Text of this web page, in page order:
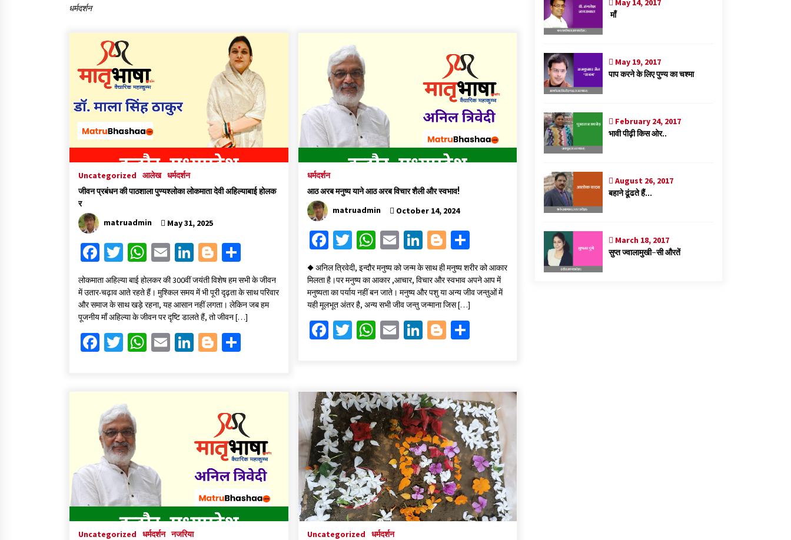
हिन्दी कवि सम्मेलन आज भी अकेला है ओम जी के
धर्मदर्शन
Uncategorized आलेख धर्मदर्शन
जीवन प्रबंधन की पाठशाला पुण्यश्लोका लोकमाता देवी अहिल्याबाई होलक
र
matruadmin
May 31, 2025
Fa
ce
b
o
o
k
T
wi
tt
er
W
at
sA
p
p
E
ai
l
Li
n
ke
dI
n
Bl
o
gg
er
h
ar
e
लोकमाता अहिल्या बाई होलकर की 300वीं जयंती विशेष हम सभी के जीवन
में उतार-चढ़ाव आते रहते हैं। मुश्किल समय में भी पूरी दृढ़ता के साथ परिवार
और समाज के साथ खड़े रहना, यह आसान नहीं लगता। लेकिन जब हम
पूजनीय माँ अहिल्या के जीवन पर दृष्टि डालते हैं, तो जीवन […]
Fa
o
k
T
er
W E
Li Bl
धर्मदर्शन
आठ अरब मनुष्य याने आठ अरब विचार शैली और स्वभाव!
matruadmin
October 14, 2024
Fa
ce
b
o
o
k
T
wi
tt
er
W
at
sA
p
p
E
m
ai
l
Li
ke
dI
n
Bl
gg
er
S
h
ar
e
◆ अनिल त्रिवेदी, इन्दौर मनुष्य को जन्म के साथ ही मनुष्य शरीर को आकार
मिलता है।पर मनुष्य का आकार ,आचार, विचार और स्वभाव अपने आप में
मनुष्यता का पर्याय नहीं बन जाते। मनुष्य और पशु या अन्य जीव जन्तुओं में
यही मूलभूत अंतर है, अन्य सभी जीव जन्तु जन्माना जिस […]
Fa
o
o
k
T
er
W
sA
p
p
E
l
Li
dI
n
Bl
er
S
e
Uncategorized धर्मदर्शन नजरिया
Uncategorized
धर्मदर्शन
May 14, 2017
माँ
May 19, 2017
पाप करने के लिए पुण्य का चश्मा
February 24, 2017
भावी पीढ़ी किस ओर..
August 26, 2017
बहाने ढूंढते हैं…
March 18, 2017
सुप्त ज्वालामुखी-सी औरतें